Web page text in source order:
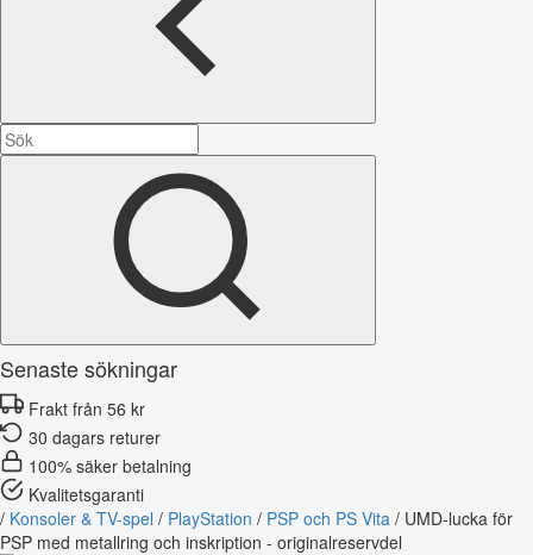
Senaste sökningar
Frakt från 56 kr
30 dagars returer
100% säker betalning
Kvalitetsgaranti
/ Konsoler & TV-spel / PlayStation / PSP och PS Vita / UMD-lucka för
PSP med metallring och inskription - originalreservdel